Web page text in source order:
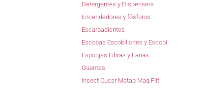
Detergentes y Dispensers
Encendedores y fósforos
Escarbadientes
Escobas Escobillones y Escobi
Esponjas Fibras y Lanas
Guantes
Insect Cucar Matap Maq Flit